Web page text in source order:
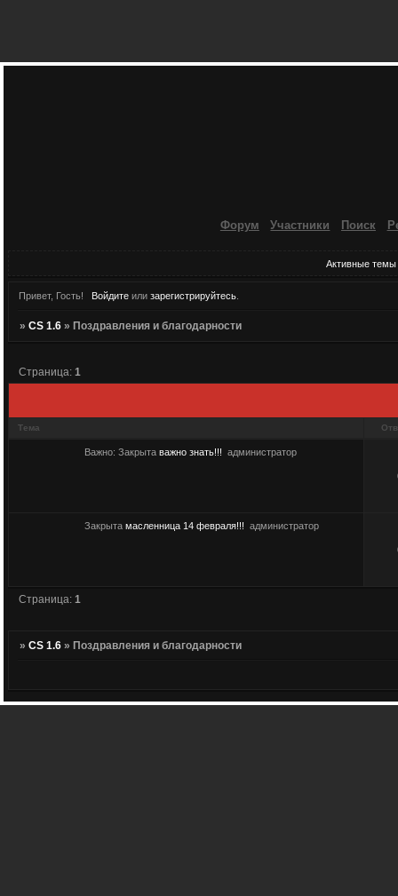
Форум Участники Поиск
Активные темы
Привет, Гость! Войдитеили зарегистрируйтесь.
»CS 1.6 » Поздравления и благодарности
Страница:1
Тема
Важно: Закрыта важно знать!!! администратор
Закрыта масленница 14 февраля!!! администратор
Страница: 1
»CS 1.6 » Поздравления и благодарности